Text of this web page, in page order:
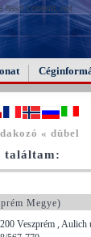
flash content, not
« dübel
találtam:
Megye)
Veszprém , Aulich